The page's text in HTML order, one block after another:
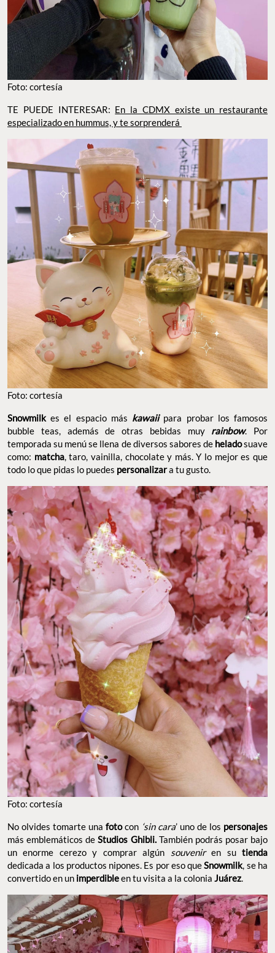
Foto: cortesía
TE PUEDE INTERESAR: En la CDMX existe un restaurante
especializado en hummus, y te sorprenderá
Foto: cortesía
Snowmilkes el espacio más kawaiipara probar los famosos
bubble teas, además de otras bebidas muy rainbow. Por
temporada su menú se llena de diversos sabores de heladosuave
como: matcha, taro, vainilla, chocolate y más. Y lo mejor es que
todo lo que pidas lo puedes personalizara tu gusto.
Foto: cortesía
No olvides tomarte unafotocon ‘sin cara’ uno de los personajes
más emblemáticos deStudios Ghibli. También podrás posar bajo
un enorme cerezo y comprar algún souveniren sutienda
dedicada a los productos nipones. Es por eso queSnowmilk, se ha
convertido en un imperdibleen tu visita a la colonia Juárez.